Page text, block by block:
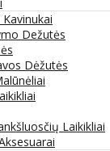
Dežutės
Dėžutės
Laikikliai